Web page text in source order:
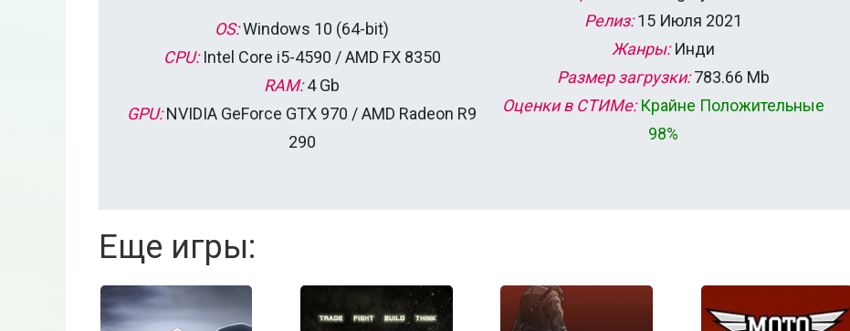
OS:Windows 10 (64-bit)
CPU:Intel Core i5-4590 / AMD FX 8350
RAM:4 Gb
GPU:NVIDIA GeForce GTX 970 / AMD Radeon R9
290
Релиз:15 Июля 2021
Жанры:Инди
Размер загрузки:783.66 Mb
Оценки в СТИМе: Крайне Положительные
98%
Еще игры: